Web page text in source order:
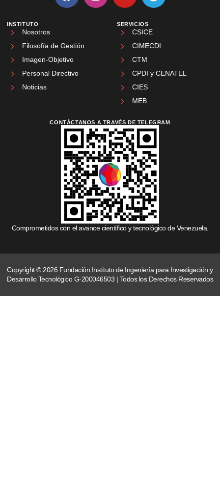
INSTITUTO
Nosotros
Filosofía de Gestión
Imagen-Objetivo
Personal Directivo
Noticias
SERVICIOS
CSICE
CIMECDI
CTM
CPDI y CENATEL
CIES
MEB
CONTÁCTANOS A TRAVÉS DE TELEGRAM
Comprometidos con el avance científico y tecnológico de Venezuela.
Copyright © 2026 Fundación Instituto de Ingeniería para Investigación y
Desarrollo Tecnológico G-200046503 | Todos los Derechos Reservados